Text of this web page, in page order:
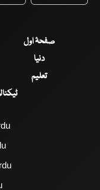
صفحۂ اول
دنیا
تعلیم